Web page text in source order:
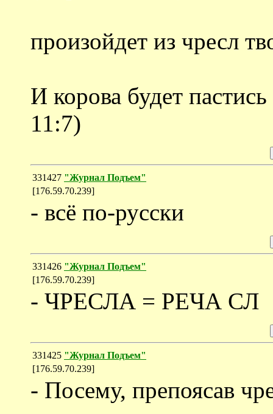
произойдет из чресл
И корова будет
11:7)
331427 "Журнал Подъем"
[176.59.70.239]
- всё по-русски
331426 "Журнал Подъем"
[176.59.70.239]
- ЧРЕСЛА = РЕЧА СЛ
331425 "Журнал Подъем"
[176.59.70.239]
- Посему, препоясав